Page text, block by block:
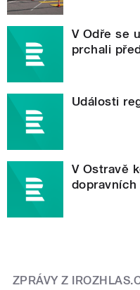
V Odře se
prchali
Události
V Ostravě
ZPRÁVY Z